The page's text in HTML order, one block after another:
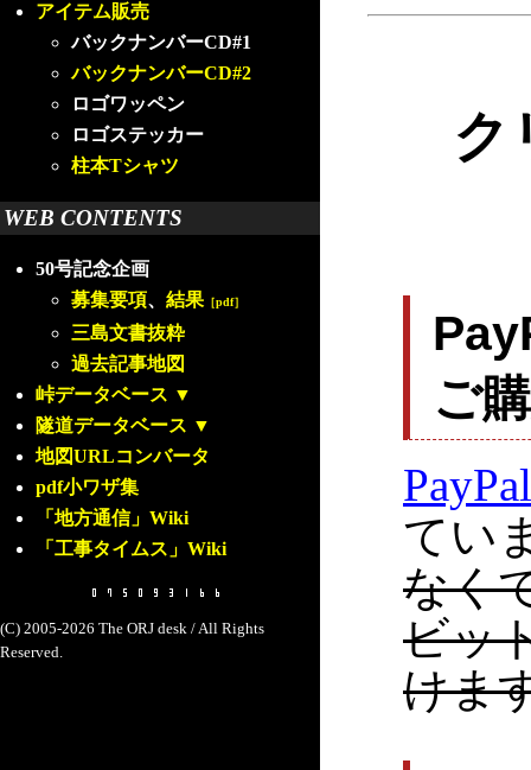
アイテム販売
バックナンバーCD#1
バックナンバーCD#2
ロゴワッペン
ロゴステッカー
柱本Tシャツ
WEB CONTENTS
50号記念企画
募集要項、 結果 ［pdf］
三島文書抜粋
過去記事地図
峠データベース ▼
隧道データベース ▼
地図URLコンバータ
pdf小ワザ集
「地方通信」Wiki
「工事タイムス」Wiki
(C) 2005-2026 The ORJ desk / All Rights
Reserved.
ク
ご
PayPal
てい
なく
ビッ
けま